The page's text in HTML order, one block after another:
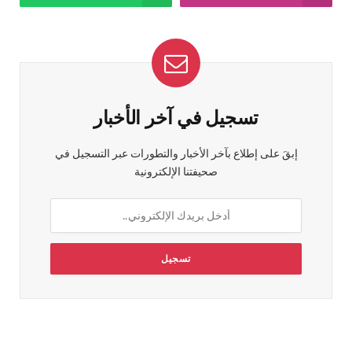
تسجيل في آخر الأخبار
إبقَ على إطلاع بآخر الأخبار والتطورات عبر التسجيل في
صحيفتنا الإلكترونية